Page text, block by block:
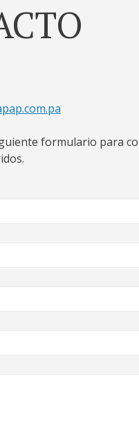
formulario para